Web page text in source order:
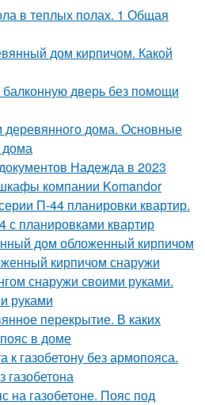
в теплых полах. 1 Общая
дом кирпичом. Какой
балконную дверь без помощи
деревянного дома. Основные
дома
Надежда в 2023
компании Komandor
П-44 планировки квартир.
планировками квартир
дом обложенный кирпичом
кирпичом снаружи
снаружи своими руками.
руками
перекрытие. В каких
в доме
к газобетону без армопояса.
газобетона
на газобетоне. Пояс под